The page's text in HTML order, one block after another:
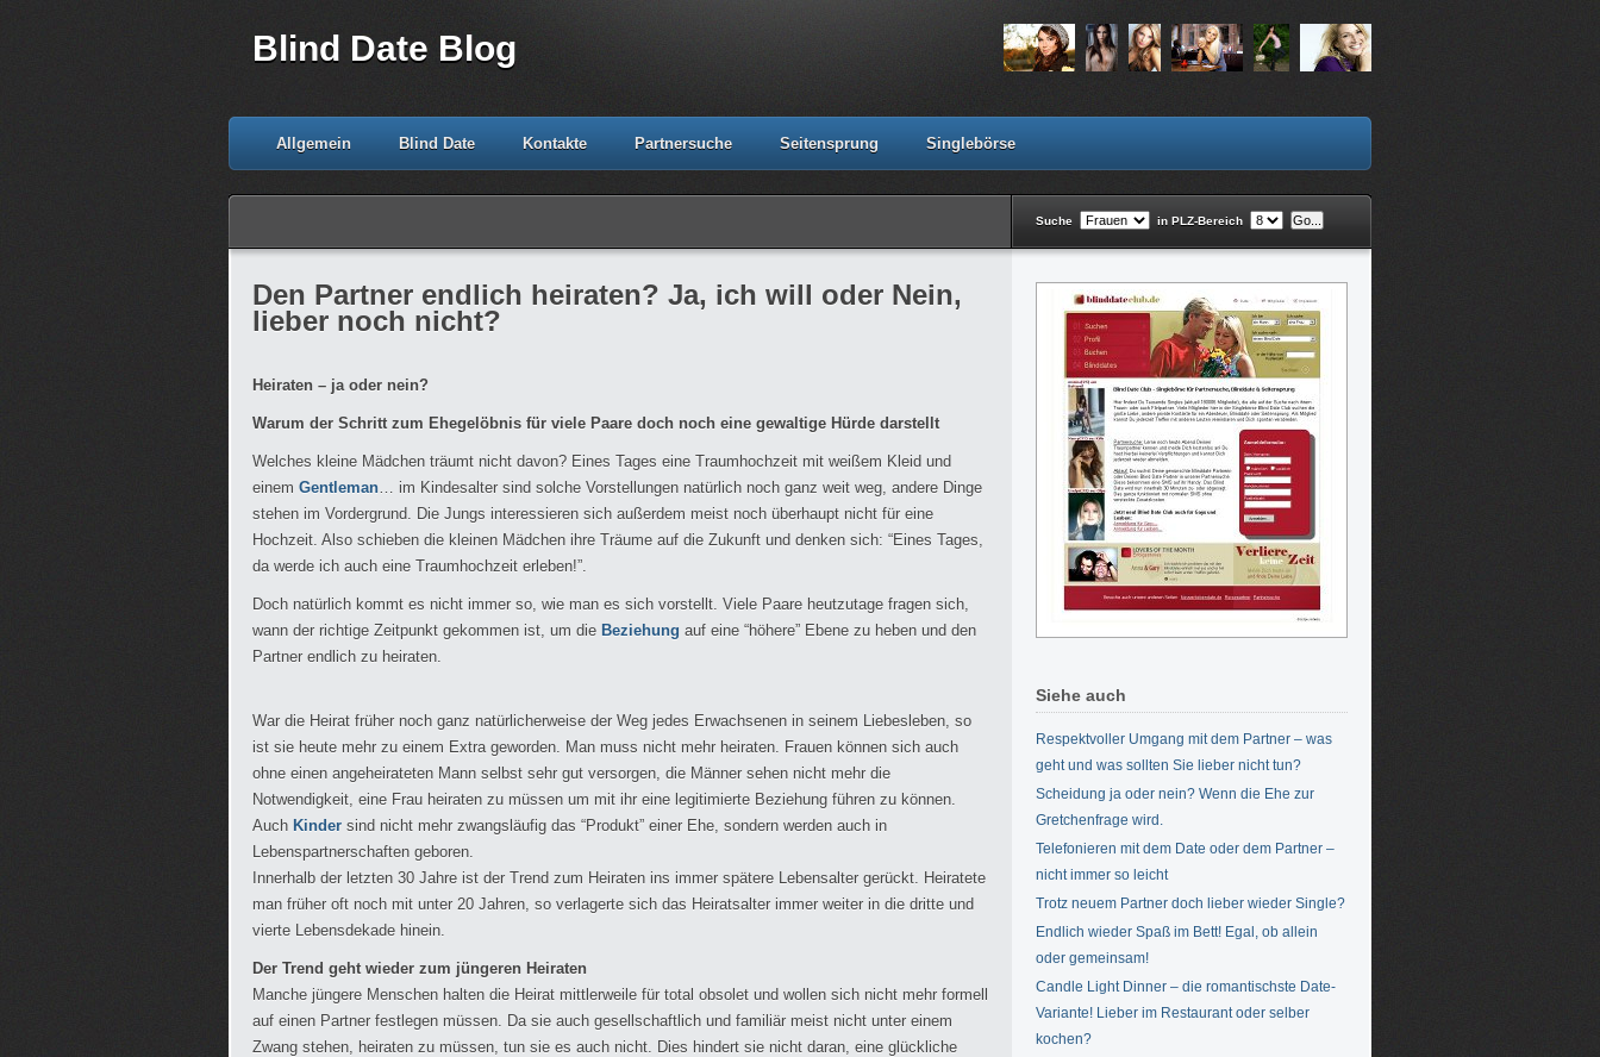
Blind Date Blog
Allgemein Blind Date Kontakte Partnersuche Seitensprung Singlebörse
Suche in PLZ-Bereich
Den Partner endlich heiraten? Ja, ich will oder Nein,
lieber noch nicht?
Heiraten – ja oder nein?
Warum der Schritt zum Ehegelöbnis für viele Paare doch noch eine gewaltige Hürde darstellt
Welches kleine Mädchen träumt nicht davon? Eines Tages eine Traumhochzeit mit weißem Kleid und
einem Gentleman… im Kindesalter sind solche Vorstellungen natürlich noch ganz weit weg, andere Dinge
stehen im Vordergrund. Die Jungs interessieren sich außerdem meist noch überhaupt nicht für eine
Hochzeit. Also schieben die kleinen Mädchen ihre Träume auf die Zukunft und denken sich: “Eines Tages,
da werde ich auch eine Traumhochzeit erleben!”.
Doch natürlich kommt es nicht immer so, wie man es sich vorstellt. Viele Paare heutzutage fragen sich,
wann der richtige Zeitpunkt gekommen ist, um die Beziehung auf eine “höhere” Ebene zu heben und den
Partner endlich zu heiraten.
War die Heirat früher noch ganz natürlicherweise der Weg jedes Erwachsenen in seinem Liebesleben, so
ist sie heute mehr zu einem Extra geworden. Man muss nicht mehr heiraten. Frauen können sich auch
ohne einen angeheirateten Mann selbst sehr gut versorgen, die Männer sehen nicht mehr die
Notwendigkeit, eine Frau heiraten zu müssen um mit ihr eine legitimierte Beziehung führen zu können.
Auch Kinder sind nicht mehr zwangsläufig das “Produkt” einer Ehe, sondern werden auch in
Lebenspartnerschaften geboren.
Innerhalb der letzten 30 Jahre ist der Trend zum Heiraten ins immer spätere Lebensalter gerückt. Heiratete
man früher oft noch mit unter 20 Jahren, so verlagerte sich das Heiratsalter immer weiter in die dritte und
vierte Lebensdekade hinein.
Der Trend geht wieder zum jüngeren Heiraten
Manche jüngere Menschen halten die Heirat mittlerweile für total obsolet und wollen sich nicht mehr formell
auf einen Partner festlegen müssen. Da sie auch gesellschaftlich und familiär meist nicht unter einem
Zwang stehen, heiraten zu müssen, tun sie es auch nicht. Dies hindert sie nicht daran, eine glückliche
Siehe auch
Respektvoller Umgang mit dem Partner – was
geht und was sollten Sie lieber nicht tun?
Scheidung ja oder nein? Wenn die Ehe zur
Gretchenfrage wird.
Telefonieren mit dem Date oder dem Partner –
nicht immer so leicht
Trotz neuem Partner doch lieber wieder Single?
Endlich wieder Spaß im Bett! Egal, ob allein
oder gemeinsam!
Candle Light Dinner – die romantischste Date-
Variante! Lieber im Restaurant oder selber
kochen?